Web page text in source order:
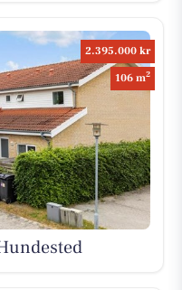
2.395.000 kr
106 m2